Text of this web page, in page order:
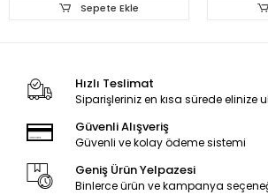
Sepete Ekle
Hızlı Teslimat
Siparişleriniz en kısa sürede elinize
Güvenli Alışveriş
Güvenli ve kolay ödeme sistemi
Geniş Ürün Yelpazesi
Binlerce ürün ve kampanya